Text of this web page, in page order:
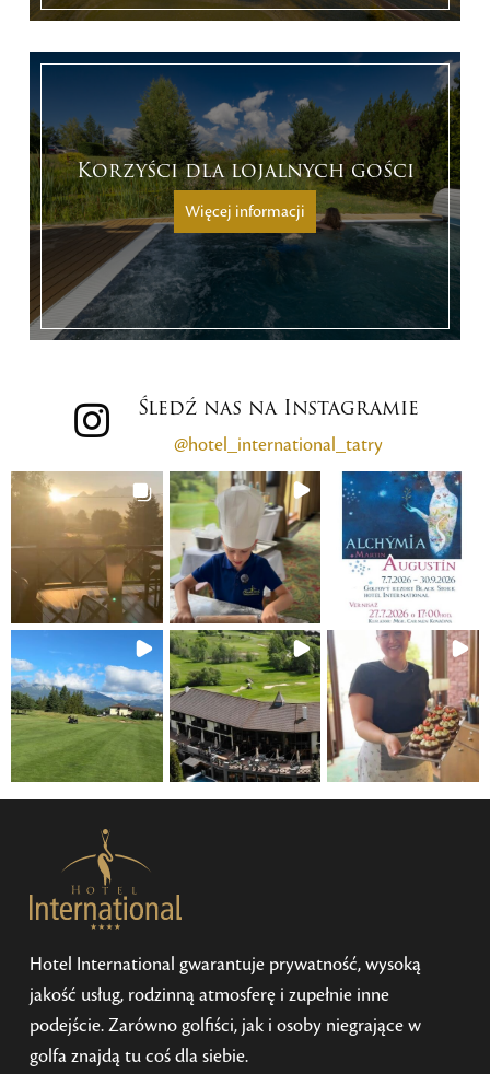
Korzyści dla lojalnych gości
Więcej informacji
Śledź nas na Instagramie
@hotel_international_tatry
Hotel International gwarantuje prywatność, wysoką
jakość usług, rodzinną atmosferę i zupełnie inne
podejście. Zarówno golfiści, jak i osoby niegrające w
golfa znajdą tu coś dla siebie.